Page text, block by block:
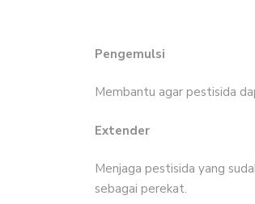
Pengemulsi
Membantu agar pestisida
Extender
Menjaga pestisida yang
sebagai perekat.